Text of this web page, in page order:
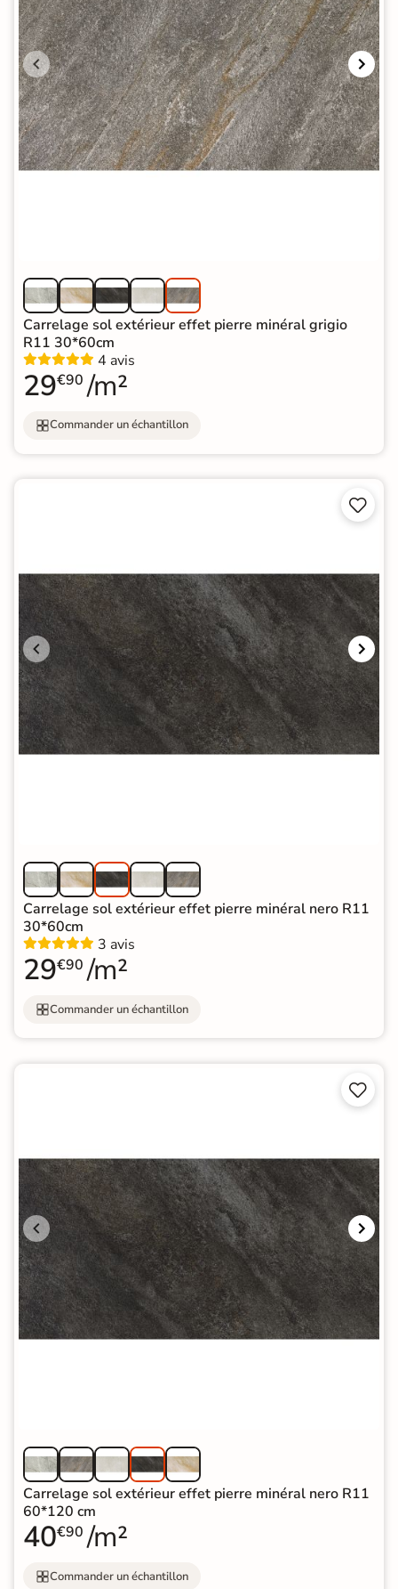
Carrelage sol extérieur effet pierre minéral grigio
R11 30*60cm
4 avis
29€90 /m²
Commander un échantillon


Carrelage sol extérieur effet pierre minéral nero R11
30*60cm
3 avis
29€90 /m²
Commander un échantillon


Carrelage sol extérieur effet pierre minéral nero R11
60*120 cm
40€90 /m²
Commander un échantillon